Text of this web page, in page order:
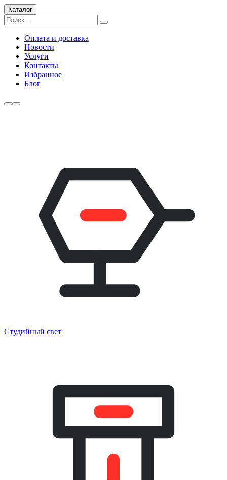
Каталог
Оплата и доставка
Новости
Услуги
Контакты
Избранное
Блог
Студийный свет